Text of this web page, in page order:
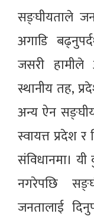
सङ्घीयताले
अगाडि
जसरी हामीले
स्थानीय तह,
अन्य ऐन
स्वायत्त प्रदेश
संविधानमा।
नगरेपछि
जनतालाई